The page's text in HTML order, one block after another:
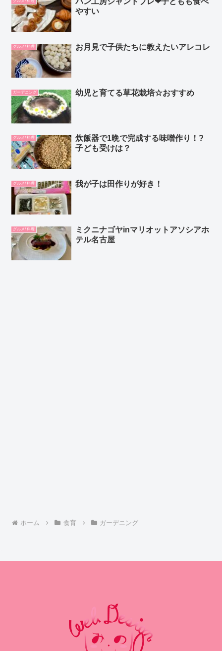
やすい
グルメ/ 料理 お月見で子供たちに教えたいアレコレ
ガーデニング 幼児と育てる草花栽培☆おすすめ
グルメ/ 料理
炊飯器で1晩で完成する味噌作り！?
子ども受けは？
グルメ/ 料理 我が子は田作りが好き！
グルメ/ 料理
ミクニナゴヤinマリオットアソシアホ
テル名古屋
ホーム 食育 ガーデニング